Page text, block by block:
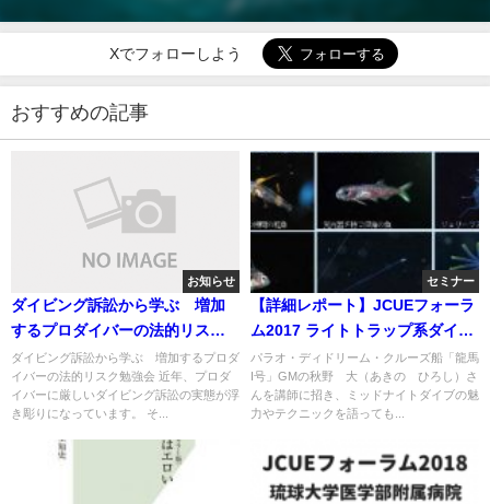
Xでフォローしよう
おすすめの記事
お知らせ
ダイビング訴訟から学ぶ 増加
するプロダイバーの法的リスク
勉強会
ダイビング訴訟から学ぶ 増加するプロダ
イバーの法的リスク勉強会 近年、プロダ
イバーに厳しいダイビング訴訟の実態が浮
き彫りになっています。 そ...
セミナー
【詳細レポート】JCUEフォーラ
ム2017 ライトトラップ系ダイビ
ングの面白さを探る 〜ガイドと
して語る「ミッドナイトダイブ
（MND）の魅力」〜
パラオ・ディドリーム・クルーズ船「龍馬
I号」GMの秋野 大（あきの ひろし）さ
んを講師に招き、ミッドナイトダイブの魅
力やテクニックを語っても...